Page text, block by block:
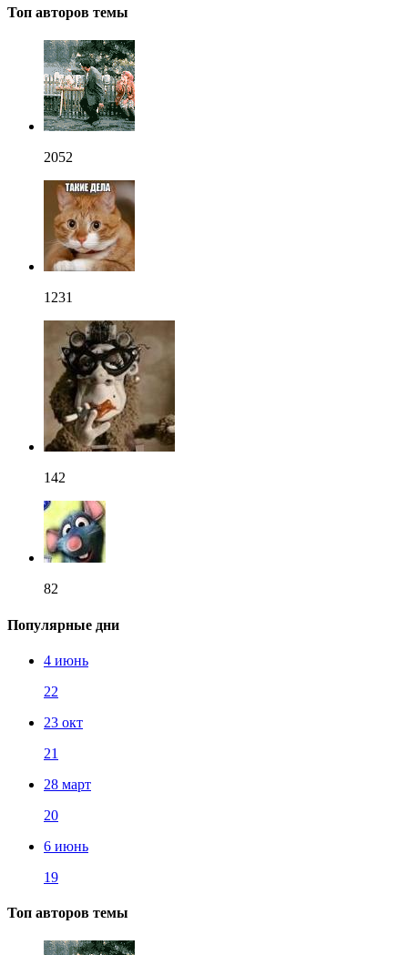
Топ авторов темы
2052
1231
142
82
Популярные дни
4 июнь
22
23 окт
21
28 март
20
6 июнь
19
Топ авторов темы